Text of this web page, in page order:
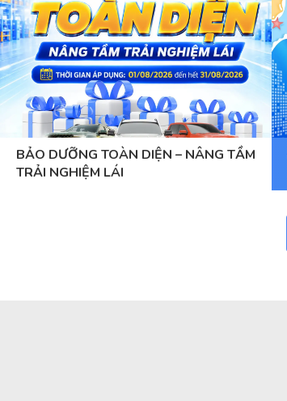
BẢO DƯỠNG TOÀN DIỆN – NÂNG TẦM
TRẢI NGHIỆM LÁI